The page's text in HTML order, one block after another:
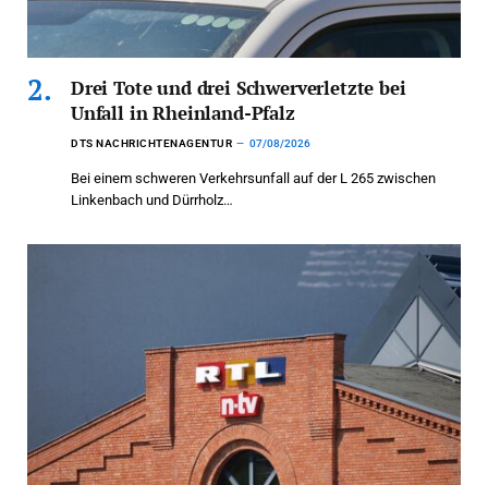
Drei Tote und drei Schwerverletzte bei
Unfall in Rheinland-Pfalz
DTS NACHRICHTENAGENTUR 07/08/2026
Bei einem schweren Verkehrsunfall auf der L 265 zwischen
Linkenbach und Dürrholz…